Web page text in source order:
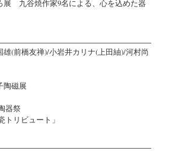
展 九谷焼作家9名による、心を込めた器
(前橋友禅)/小岩井カリナ(上田紬)/河村尚
陶磁展
器祭
トリビュート」